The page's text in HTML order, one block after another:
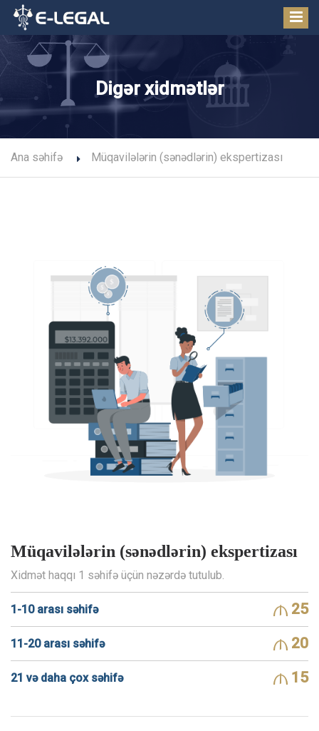
Digər xidmətlər
Ana səhifə Müqavilələrin (sənədlərin) ekspertizası
Müqavilələrin (sənədlərin) ekspertizası
Xidmət haqqı 1 səhifə üçün nəzərdə tutulub.
1-10 arası səhifə 25
11-20 arası səhifə 20
21 və daha çox səhifə 15